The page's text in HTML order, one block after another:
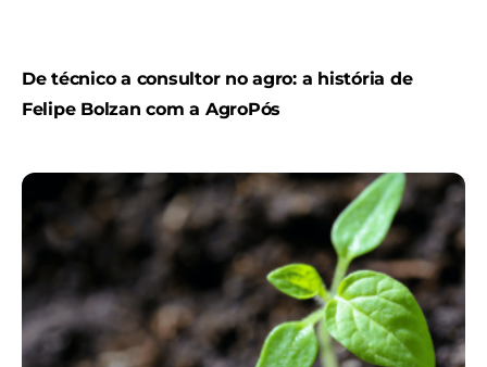
De técnico a consultor no agro: a história de
Felipe Bolzan com a AgroPós